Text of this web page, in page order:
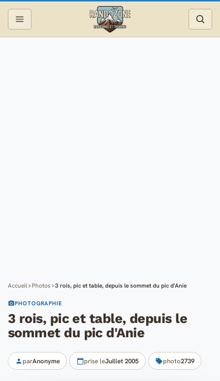
Accueil Photos 3 rois, pic et table, depuis le sommet du pic d'Anie
PHOTOGRAPHIE
3 rois, pic et table, depuis le
sommet du pic d'Anie
parAnonyme prise leJuillet 2005 photo2739